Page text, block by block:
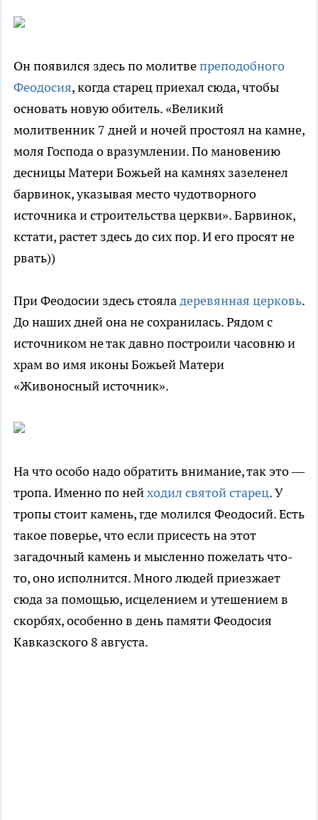
Он появился здесь по молитвепреподобного
Феодосия, когда старец приехал сюда, чтобы
основать новую обитель. «Великий
молитвенник 7 дней и ночей простоял на камне,
моля Господа о вразумлении. По мановению
десницы Матери Божьей на камнях зазеленел
барвинок, указывая место чудотворного
источника и строительства церкви». Барвинок,
кстати, растет здесь до сих пор. И его просят не
рвать))
При Феодосии здесь стояладеревянная церковь.
До наших дней она не сохранилась. Рядом с
источником не так давно построили часовню и
храм во имя иконы Божьей Матери
«Живоносный источник».
На что особо надо обратить внимание, так это —
тропа. Именно по нейходил святой старец. У
тропы стоит камень, где молился Феодосий. Есть
такое поверье, что если присесть на этот
загадочный камень и мысленно пожелать что-
то, оно исполнится. Много людей приезжает
сюда за помощью, исцелением и утешением в
скорбях, особенно в день памяти Феодосия
Кавказского 8 августа.